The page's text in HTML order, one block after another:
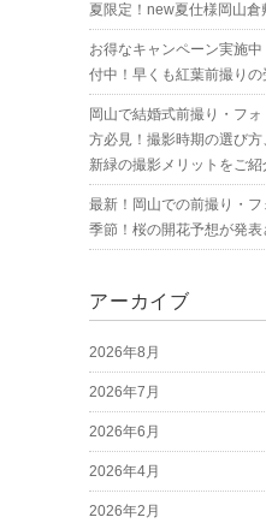
夏限定！new夏仕様岡山倉
お得なキャンペーン実施
付中！早くも紅葉前撮りの
岡山で結婚式前撮り・フ
方必見！撮影時期の選び
新緑の撮影メリットをご紹
最新！岡山での前撮り・
季節！桜の開花予想が発表
アーカイブ
2026年8月
2026年7月
2026年6月
2026年4月
2026年2月